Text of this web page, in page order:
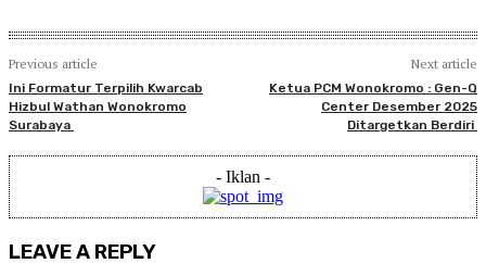
Previous article
Ini Formatur Terpilih Kwarcab
Hizbul Wathan Wonokromo
Surabaya
Next article
Ketua PCM Wonokromo : Gen-Q
Center Desember 2025
Ditargetkan Berdiri
- Iklan -
LEAVE A REPLY